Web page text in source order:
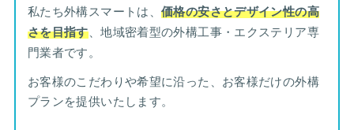
私たち外構スマートは、価格の安さとデザイン性の高
さを目指す、地域密着型の外構工事・エクステリア専
門業者です。
お客様のこだわりや希望に沿った、お客様だけの外構
プランを提供いたします。